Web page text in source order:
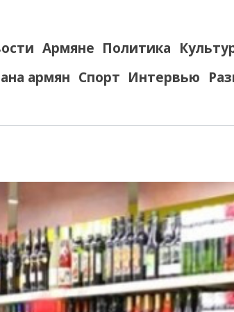
Армяне Политика
армян Спорт Интервью